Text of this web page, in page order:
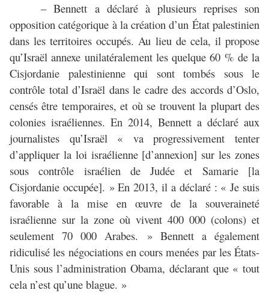
– Bennett a déclaré à plusieurs reprises son
opposition catégorique à la création d’un État palestinien
dans les territoires occupés. Au lieu de cela, il propose
qu’Israël annexe unilatéralement les quelque 60 % de la
Cisjordanie palestinienne qui sont tombés sous le
contrôle total d’Israël dans le cadre des accords d’Oslo,
censés être temporaires, et où se trouvent la plupart des
colonies israéliennes. En 2014, Bennett a déclaré aux
journalistes qu’Israël « va progressivement tenter
d’appliquer la loi israélienne [d’annexion] sur les zones
sous contrôle israélien de Judée et Samarie [la
Cisjordanie occupée]. » En 2013, il a déclaré : « Je suis
favorable à la mise en œuvre de la souveraineté
israélienne sur la zone où vivent 400 000 (colons) et
seulement 70 000 Arabes. » Bennett a également
ridiculisé les négociations en cours menées par les États-
Unis sous l’administration Obama, déclarant que « tout
cela n’est qu’une blague. »